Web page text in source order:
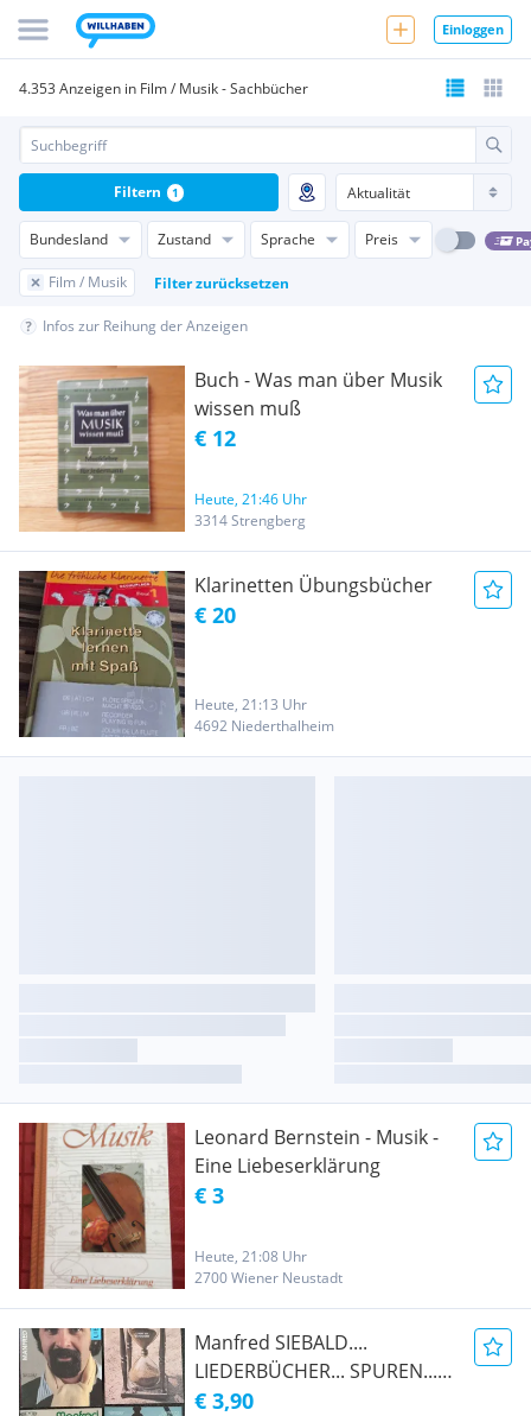
Einloggen
4.353 Anzeigen in Film / Musik - Sachbücher
Bundesland Zustand Sprache Preis
Film / Musik Filter zurücksetzen
Filtern 1
Infos zur Reihung der Anzeigen
Buch - Was man über Musik
wissen muß
€ 12
Heute, 21:46 Uhr
3314 Strengberg
Klarinetten Übungsbücher
€ 20
Heute, 21:13 Uhr
4692 Niederthalheim
Leonard Bernstein - Musik -
Eine Liebeserklärung
€ 3
Heute, 21:08 Uhr
2700 Wiener Neustadt
Manfred SIEBALD....
LIEDERBÜCHER... SPUREN...
ZEITPUNKTE Da STEH ich
€ 3,90